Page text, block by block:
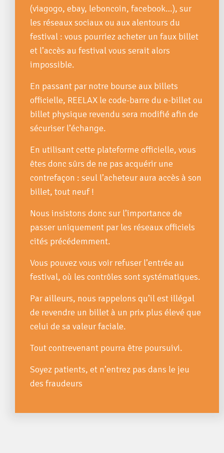
(viagogo, ebay, leboncoin, facebook…), sur
les réseaux sociaux ou aux alentours du
festival : vous pourriez acheter un faux billet
et l’accès au festival vous serait alors
impossible.
En passant par notre bourse aux billets
officielle, REELAX le code-barre du e-billet ou
billet physique revendu sera modifié afin de
sécuriser l’échange.
En utilisant cette plateforme officielle, vous
êtes donc sûrs de ne pas acquérir une
contrefaçon : seul l’acheteur aura accès à son
billet, tout neuf !
Nous insistons donc sur l’importance de
passer uniquement par les réseaux officiels
cités précédemment.
Vous pouvez vous voir refuser l’entrée au
festival, où les contrôles sont systématiques.
Par ailleurs, nous rappelons qu’il est illégal
de revendre un billet à un prix plus élevé que
celui de sa valeur faciale.
Tout contrevenant pourra être poursuivi.
Soyez patients, et n’entrez pas dans le jeu
des fraudeurs